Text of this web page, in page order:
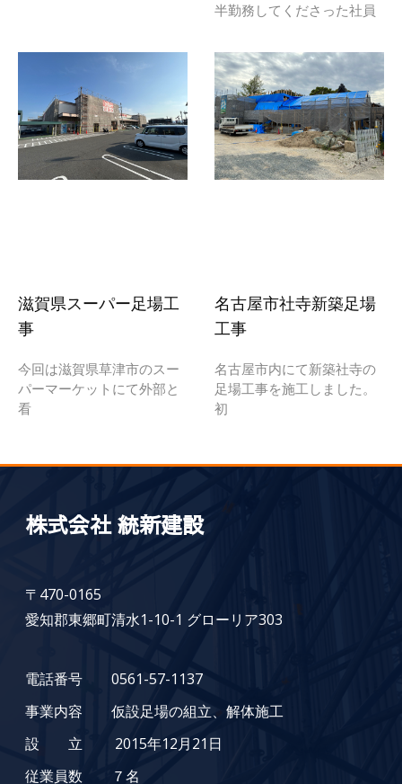
半勤務してくださった社員
滋賀県スーパー足場工
事
今回は滋賀県草津市のスー
パーマーケットにて外部と
看
名古屋市社寺新築足場
工事
名古屋市内にて新築社寺の
足場工事を施工しました。
初
株式会社 統新建設
〒470-0165
愛知郡東郷町清水1-10-1 グローリア303
電話番号 0561-57-1137
事業内容 仮設足場の組立、解体施工
設 立 2015年12月21日
従業員数 ７名